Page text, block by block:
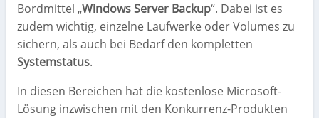
Bordmittel „Windows Server Backup“. Dabei ist es
zudem wichtig, einzelne Laufwerke oder Volumes zu
sichern, als auch bei Bedarf den kompletten
Systemstatus.
In diesen Bereichen hat die kostenlose Microsoft-
Lösung inzwischen mit den Konkurrenz-Produkten